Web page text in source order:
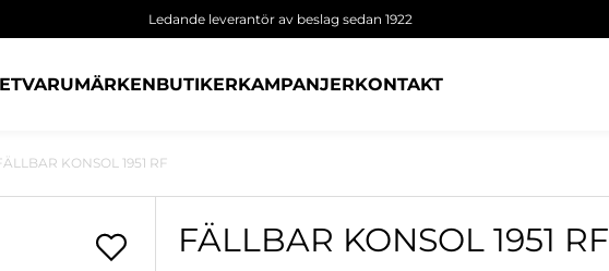
Ledande leverantör av beslag sedan 1922
VARUMÄRKENBUTIKERKAMPANJERKONTAKT
KONSOL 1951 RF
FÄLLBAR KONSOL 1951 RF